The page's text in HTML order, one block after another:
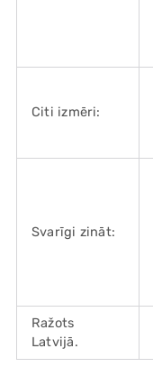
Citi izmēri:
Svarīgi zināt:
Ražots
Latvijā.